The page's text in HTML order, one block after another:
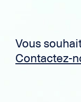
Vous
Contactez-